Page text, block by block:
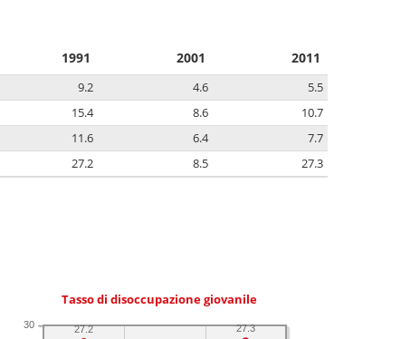
1991 2001 2011
9.2 4.6
5.5
15.4 8.6
10.7
11.6 6.4
7.7
27.2 8.5 27.3
Tasso di disoccupazione giovanile
30 27.3
27.2